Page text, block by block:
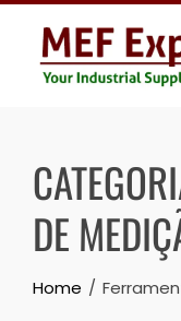
Skip
content
DE
Home